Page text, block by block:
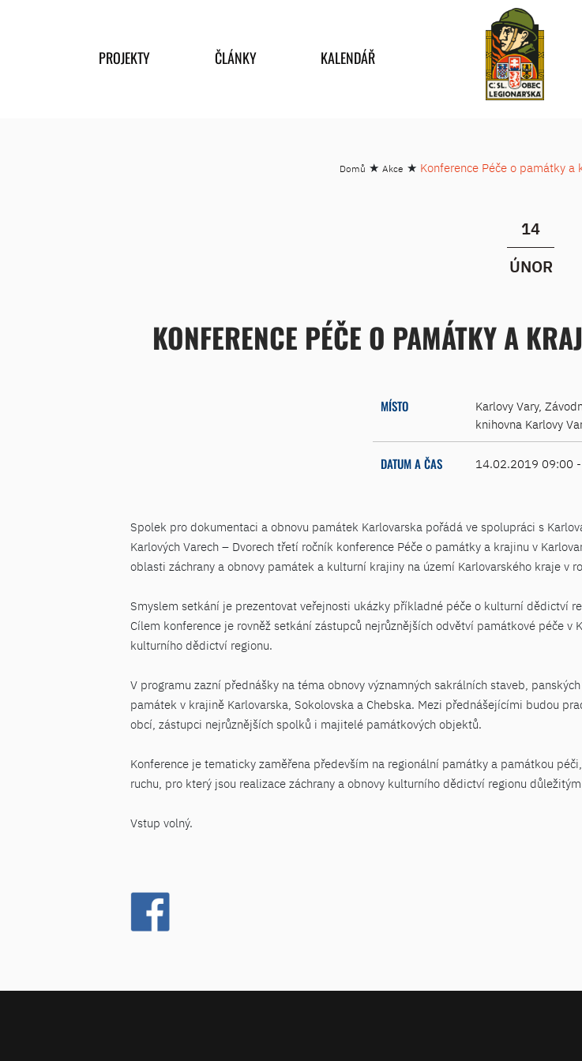
PROJEKTY ČLÁNKY KALENDÁŘ
Domů ★ Akce ★ Konference Péče o památky
14
ÚNOR
KONFERENCE PÉČE O PAMÁTKY A
MÍSTO
Karlovy Vary,
knihovna Karlovy
DATUM A ČAS 14.02.2019 09:00
Spolek pro dokumentaci a obnovu památek Karlovarska pořádá ve spolupráci s
Karlových Varech – Dvorech třetí ročník konference Péče o památky a krajinu v
oblasti záchrany a obnovy památek a kulturní krajiny na území Karlovarského kraje v
Smyslem setkání je prezentovat veřejnosti ukázky příkladné péče o kulturní dědictví
Cílem konference je rovněž setkání zástupců nejrůznějších odvětví památkové péče
kulturního dědictví regionu.
V programu zazní přednášky na téma obnovy významných sakrálních staveb,
památek v krajině Karlovarska, Sokolovska a Chebska. Mezi přednášejícími budou
obcí, zástupci nejrůznějších spolků i majitelé památkových objektů.
Konference je tematicky zaměřena především na regionální památky a památkou
ruchu, pro který jsou realizace záchrany a obnovy kulturního dědictví regionu
Vstup volný.